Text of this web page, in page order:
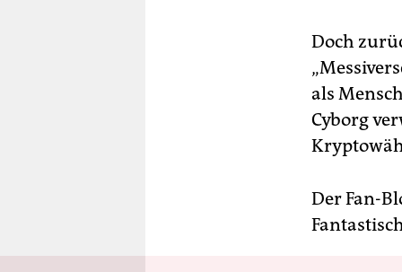
Doch
als
Cyborg
Der Fan-